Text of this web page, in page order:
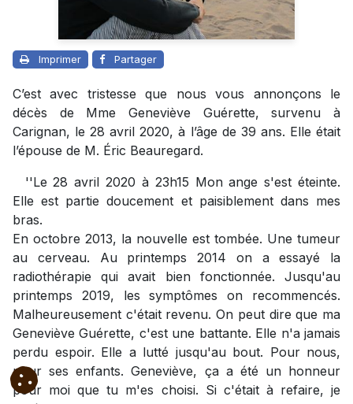
Imprimer Partager
C’est avec tristesse que nous vous annonçons le
décès de Mme Geneviève Guérette, survenu à
Carignan, le 28 avril 2020, à l’âge de 39 ans. Elle était
l’épouse de M. Éric Beauregard.
''Le 28 avril 2020 à 23h15 Mon ange s'est éteinte.
Elle est partie doucement et paisiblement dans mes
bras.
En octobre 2013, la nouvelle est tombée. Une tumeur
au cerveau. Au printemps 2014 on a essayé la
radiothérapie qui avait bien fonctionnée. Jusqu'au
printemps 2019, les symptômes on recommencés.
Malheureusement c'était revenu. On peut dire que ma
Geneviève Guérette, c'est une battante. Elle n'a jamais
perdu espoir. Elle a lutté jusqu'au bout. Pour nous,
pour ses enfants. Geneviève, ça a été un honneur
pour moi que tu m'es choisi. Si c'était à refaire, je